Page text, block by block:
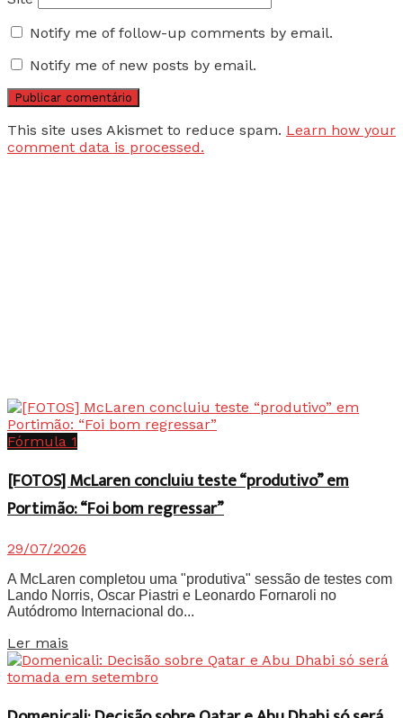
Notify me of follow-up comments by email.
Notify me of new posts by email.
This site uses Akismet to reduce spam. Learn how your
comment data is processed.
Fórmula 1
[FOTOS] McLaren concluiu teste “produtivo” em
Portimão: “Foi bom regressar”
29/07/2026
A McLaren completou uma "produtiva" sessão de testes com
Lando Norris, Oscar Piastri e Leonardo Fornaroli no
Autódromo Internacional do...
Ler mais